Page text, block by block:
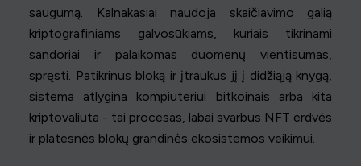
saugumą. Kalnakasiai naudoja skaičiavimo galią
kriptografiniams galvosūkiams, kuriais tikrinami
sandoriai ir palaikomas duomenų vientisumas,
spręsti. Patikrinus bloką ir įtraukus jį į didžiąją knygą,
sistema atlygina kompiuteriui bitkoinais arba kita
kriptovaliuta - tai procesas, labai svarbus NFT erdvės
ir platesnės blokų grandinės ekosistemos veikimui.